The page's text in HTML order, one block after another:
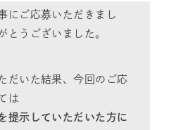
にご応募いただきまし
とうございました。
だいた結果、今回のご応
は
提示していただいた方に